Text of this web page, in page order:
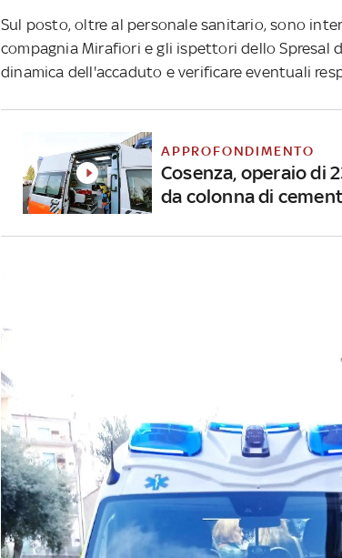
Sul posto, oltre al personale sanitario, sono
compagnia Mirafiori e gli ispettori dello Spresal
dinamica dell'accaduto e verificare eventuali
APPROFONDIMENTO
Cosenza, operaio di
da colonna di